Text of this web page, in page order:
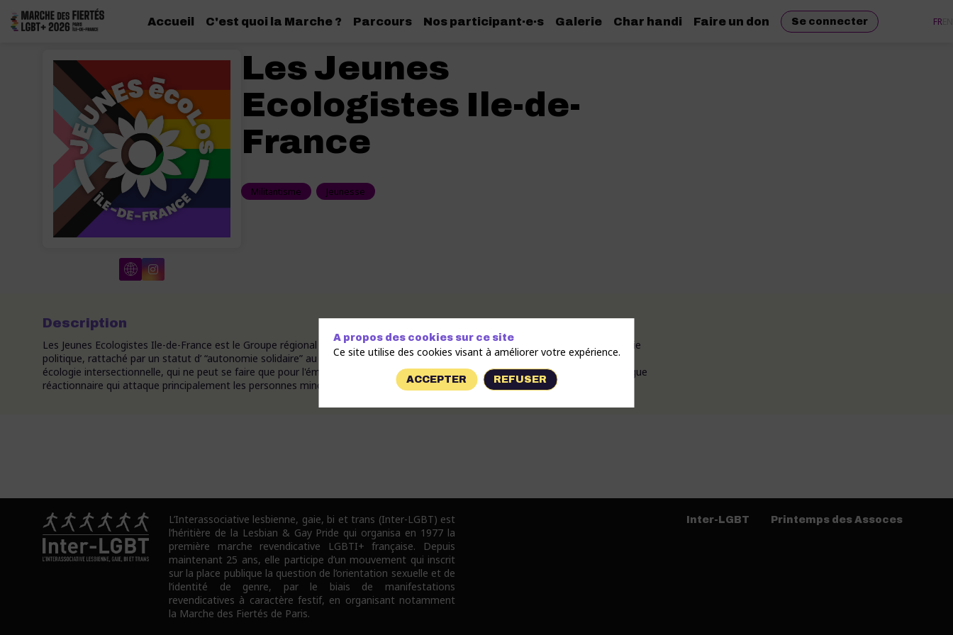
Accueil C'est quoi la Marche ? Parcours Nos participant·e·s Galerie Char handi Faire un don Se connecter FR
Les Jeunes
Ecologistes Ile-de-
France
Militantisme Jeunesse
Description
Les Jeunes Ecologistes Ile-de-France est le Groupe régional des Jeunes Ecologistes, sont le organisation de jeunesse de l’écologie
politique, rattaché par un statut d’ “autonomie solidaire” au parti Europe Écologie – Les Verts (EÉ-LV). Notre écologie est une
écologie intersectionnelle, qui ne peut se faire que pour l'émancipation de tousxtes, et menant la bataille culturelle contre la vague
réactionnaire qui attaque principalement les personnes minorisé-es : trans*, inter* lesbiennes, gays, racisé-es, étrangèr-es...
L’Interassociative lesbienne, gaie, bi et trans (Inter-LGBT) est
l’héritière de la Lesbian & Gay Pride qui organisa en 1977 la
première marche revendicative LGBTI+ française. Depuis
maintenant 25 ans, elle participe d’un mouvement qui inscrit
sur la place publique la question de l’orientation sexuelle et de
l’identité de genre, par le biais de manifestations
revendicatives à caractère festif, en organisant notamment
la Marche des Fiertés de Paris.
Inter-LGBT Printemps des Assoces
A propos des cookies sur ce site
Ce site utilise des cookies visant à améliorer votre expérience.
ACCEPTER REFUSER